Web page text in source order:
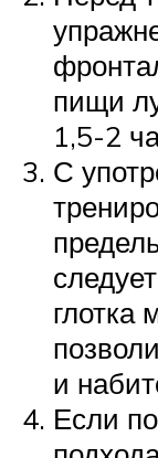
пищи
1,5-2
С
глотка
и
Если